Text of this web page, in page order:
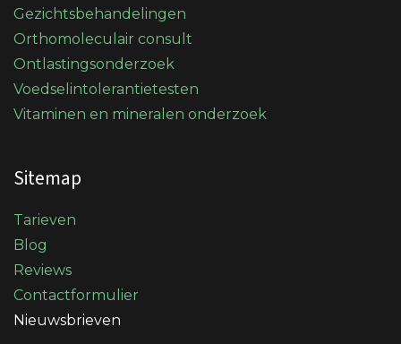
Gezichtsbehandelingen
Orthomoleculair consult
Ontlastingsonderzoek
Voedselintolerantietesten
Vitaminen en mineralen onderzoek
Sitemap
Tarieven
Blog
Reviews
Contactformulier
Nieuwsbrieven